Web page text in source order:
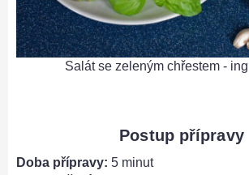
Salát se zeleným chřestem -
Postup přípravy
Doba přípravy: 5 minut